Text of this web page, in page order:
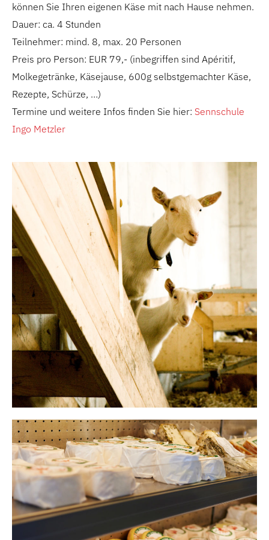
können Sie Ihren eigenen Käse mit nach Hause nehmen.
Dauer: ca. 4 Stunden
Teilnehmer: mind. 8, max. 20 Personen
Preis pro Person: EUR 79,- (inbegriffen sind Apéritif,
Molkegetränke, Käsejause, 600g selbstgemachter Käse,
Rezepte, Schürze, …)
Termine und weitere Infos finden Sie hier: Sennschule
Ingo Metzler